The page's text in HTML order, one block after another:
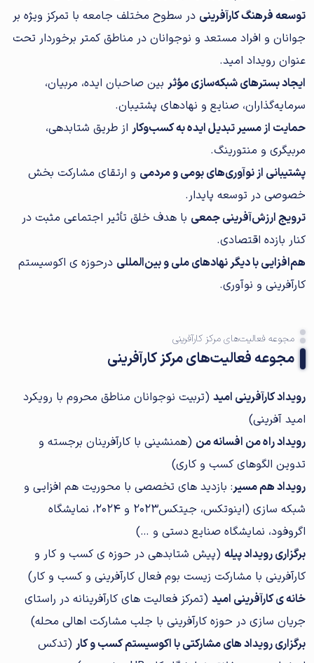
توسعه فرهنگ کارآفرینی در سطوح مختلف جامعه با تمرکز ویژه بر
جوانان و افراد مستعد و نوجوانان در مناطق کمتر برخوردار تحت
عنوان رویداد امید.
ایجاد بسترهای شبکه‌سازی مؤثر بین صاحبان ایده، مربیان،
سرمایه‌گذاران، صنایع و نهادهای پشتیبان.
حمایت از مسیر تبدیل ایده به کسب‌وکار از طریق شتابدهی،
مربیگری و منتورینگ.
پشتیبانی از نوآوری‌های بومی و مردمی و ارتقای مشارکت بخش
خصوصی در توسعه پایدار.
ترویج ارزش‌آفرینی جمعی با هدف خلق تأثیر اجتماعی مثبت در
کنار بازده اقتصادی.
هم‌افزایی با دیگر نهادهای ملی و بین‌المللی درحوزه ی اکوسیستم
کارآفرینی و نوآوری.
مجوعه فعالیت‌های مرکز کارآفرینی
مجوعه فعالیت‌های مرکز کارآفرینی
رویداد کارآفرینی امید (تربیت نوجوانان مناطق محروم با رویکرد
امید آفرینی)
رویداد راه من افسانه من (همنشینی با کارآفرینان برجسته و
تدوین الگوهای کسب و کاری)
رویداد هم مسیر: بازدید های تخصصی با محوریت هم افزایی و
شبکه سازی (اینوتکس، جیتکس2023 و 2024، نمایشگاه
اگروفود، نمایشگاه صنایع دستی و …)
برگزاری رویداد پیله (پیش شتابدهی در حوزه ی کسب و کار و
کارآفرینی با مشارکت زیست بوم فعال کارآفرینی و کسب و کار)
خانه ی کارآفرینی امید (تمرکز فعالیت های کارآفرینانه در راستای
جریان سازی در حوزه کارآفرینی با جلب مشارکت اهالی محله)
برگزاری رویداد های مشارکتی با اکوسیستم کسب و کار (تدکس